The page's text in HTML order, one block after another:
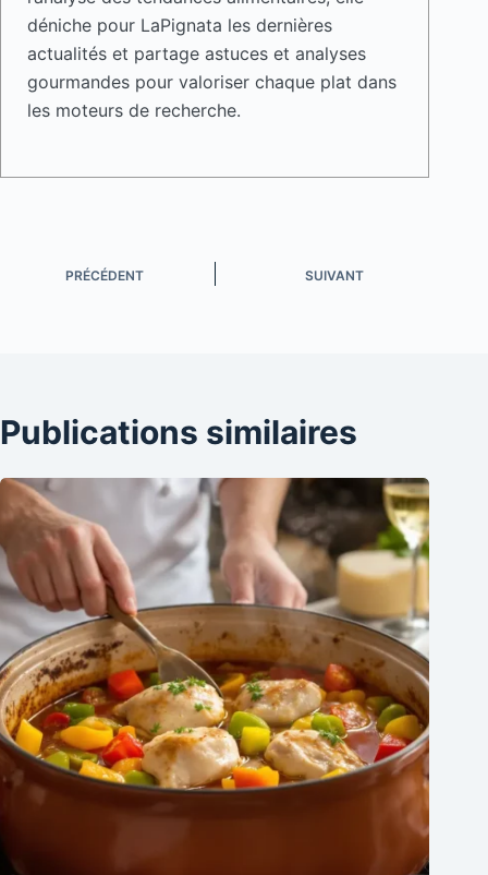
déniche pour LaPignata les dernières
actualités et partage astuces et analyses
gourmandes pour valoriser chaque plat dans
les moteurs de recherche.
PRÉCÉDENT SUIVANT
Publications similaires